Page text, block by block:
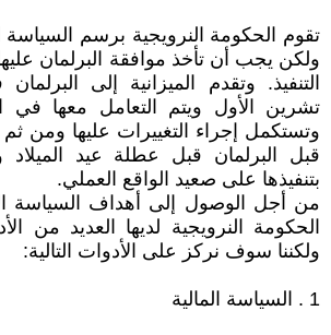
تقوم الحكومة النرويجية برسم السياسة
ولكن يجب أن تأخذ موافقة البرلمان
التنفيذ. وتقدم الميزانية إلى
تشرين الأول ويتم التعامل معها في
وتستكمل إجراء التغييرات عليها ومن
قبل البرلمان قبل عطلة عيد الميلاد
بتنفيذها على صعيد الواقع العملي.
من أجل الوصول إلى أهداف السياسة
الحكومة النرويجية لديها العديد من
ولكننا سوف نركز على الأدوات التالية:
1 . السياسة المالية